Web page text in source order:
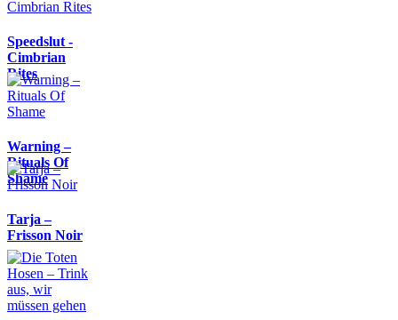
Speedslut -
Cimbrian
Rites
Warning –
Rituals Of
Shame
Tarja –
Frisson Noir